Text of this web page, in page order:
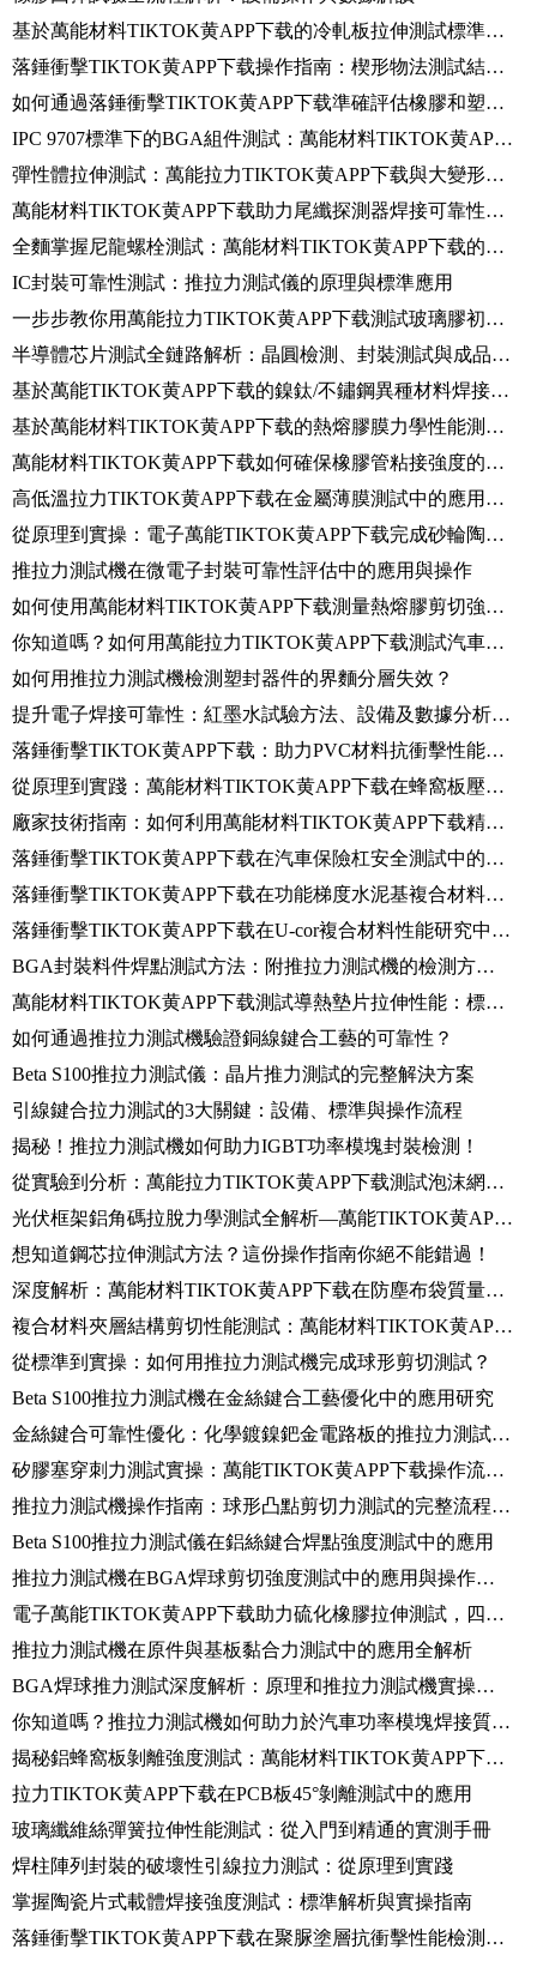
基於萬能材料TIKTOK黄APP下载的冷軋板拉伸測試標準流程
落錘衝擊TIKTOK黄APP下载操作指南：楔形物法測試結構膠粘劑的關鍵步驟
如何通過落錘衝擊TIKTOK黄APP下载準確評估橡膠和塑料的耐衝擊性能？
IPC 9707標準下的BGA組件測試：萬能材料TIKTOK黄APP下载與萬用表的數據采集與分析
彈性體拉伸測試：萬能拉力TIKTOK黄APP下载與大變形引伸計的完美搭配
萬能材料TIKTOK黄APP下载助力尾纖探測器焊接可靠性評估
全麵掌握尼龍螺栓測試：萬能材料TIKTOK黄APP下载的操作規範與結果分析
IC封裝可靠性測試：推拉力測試儀的原理與標準應用
一步步教你用萬能拉力TIKTOK黄APP下载測試玻璃膠初粘力
半導體芯片測試全鏈路解析：晶圓檢測、封裝測試與成品驗證
基於萬能TIKTOK黄APP下载的鎳鈦/不鏽鋼異種材料焊接強度測試研究
基於萬能材料TIKTOK黄APP下载的熱熔膠膜力學性能測試方法
萬能材料TIKTOK黄APP下载如何確保橡膠管粘接強度的可靠性？
高低溫拉力TIKTOK黄APP下载在金屬薄膜測試中的應用：原理、標準與操作規範
從原理到實操：電子萬能TIKTOK黄APP下载完成砂輪陶瓷抗壓測試
推拉力測試機在微電子封裝可靠性評估中的應用與操作
如何使用萬能材料TIKTOK黄APP下载測量熱熔膠剪切強度？方法在這裏！
你知道嗎？如何用萬能拉力TIKTOK黄APP下载測試汽車內飾織物拉伸性能！
如何用推拉力測試機檢測塑封器件的界麵分層失效？
提升電子焊接可靠性：紅墨水試驗方法、設備及數據分析指南
落錘衝擊TIKTOK黄APP下载：助力PVC材料抗衝擊性能精準檢測！
從原理到實踐：萬能材料TIKTOK黄APP下载在蜂窩板壓縮測試中的應用
廠家技術指南：如何利用萬能材料TIKTOK黄APP下载精準測試金屬焊絲拉伸性能
落錘衝擊TIKTOK黄APP下载在汽車保險杠安全測試中的應用指南
落錘衝擊TIKTOK黄APP下载在功能梯度水泥基複合材料低速衝擊測試中的應用研究
落錘衝擊TIKTOK黄APP下载在U-cor複合材料性能研究中的應用分析
BGA封裝料件焊點測試方法：附推拉力測試機的檢測方案及應用
萬能材料TIKTOK黄APP下载測試導熱墊片拉伸性能：標準流程+實操詳解
如何通過推拉力測試機驗證銅線鍵合工藝的可靠性？
Beta S100推拉力測試儀：晶片推力測試的完整解決方案
引線鍵合拉力測試的3大關鍵：設備、標準與操作流程
揭秘！推拉力測試機如何助力IGBT功率模塊封裝檢測！
從實驗到分析：萬能拉力TIKTOK黄APP下载測試泡沫網套拉伸性能全流程
光伏框架鋁角碼拉脫力學測試全解析—萬能TIKTOK黄APP下载參數設置與數據解讀
想知道鋼芯拉伸測試方法？這份操作指南你絕不能錯過！
深度解析：萬能材料TIKTOK黄APP下载在防塵布袋質量檢測中的關鍵應用
複合材料夾層結構剪切性能測試：萬能材料TIKTOK黄APP下载的應用與標準解析
從標準到實操：如何用推拉力測試機完成球形剪切測試？
Beta S100推拉力測試機在金絲鍵合工藝優化中的應用研究
金絲鍵合可靠性優化：化學鍍鎳鈀金電路板的推拉力測試分析
矽膠塞穿刺力測試實操：萬能TIKTOK黄APP下载操作流程詳解
推拉力測試機操作指南：球形凸點剪切力測試的完整流程與數據分析
Beta S100推拉力測試儀在鋁絲鍵合焊點強度測試中的應用
推拉力測試機在BGA焊球剪切強度測試中的應用與操作指南
電子萬能TIKTOK黄APP下载助力硫化橡膠拉伸測試，四步精確解析操作流程
推拉力測試機在原件與基板黏合力測試中的應用全解析
BGA焊球推力測試深度解析：原理和推拉力測試機實操指南
你知道嗎？推拉力測試機如何助力於汽車功率模塊焊接質量檢測！
揭秘鋁蜂窩板剝離強度測試：萬能材料TIKTOK黄APP下载使用指南！
拉力TIKTOK黄APP下载在PCB板45°剝離測試中的應用
玻璃纖維絲彈簧拉伸性能測試：從入門到精通的實測手冊
焊柱陣列封裝的破壞性引線拉力測試：從原理到實踐
掌握陶瓷片式載體焊接強度測試：標準解析與實操指南
落錘衝擊TIKTOK黄APP下载在聚脲塗層抗衝擊性能檢測中的應用及原理剖析